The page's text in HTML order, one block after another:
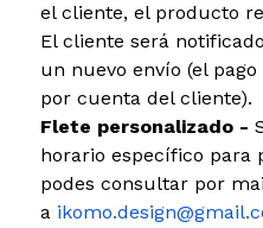
el cliente, el producto
El cliente será
un nuevo envío (el
por cuenta del cliente).
Flete personalizado -
horario específico para
podes consultar por
a